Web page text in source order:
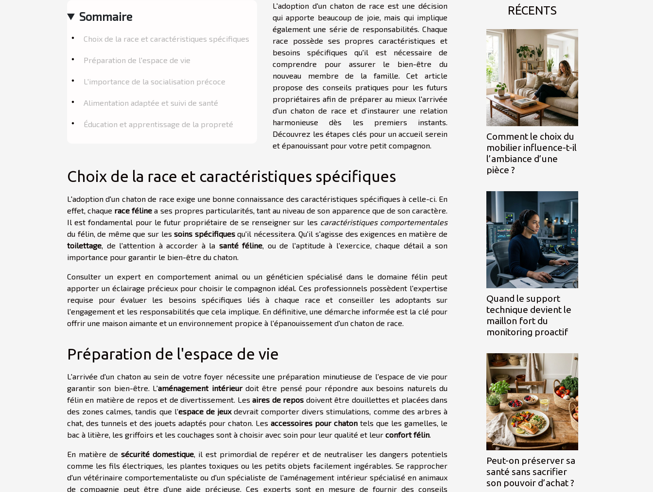
Sommaire
Choix de la race et caractéristiques spécifiques
Préparation de l'espace de vie
L'importance de la socialisation précoce
Alimentation adaptée et suivi de santé
Éducation et apprentissage de la propreté
L'adoption d'un chaton de race est une décision
qui apporte beaucoup de joie, mais qui implique
également une série de responsabilités. Chaque
race possède ses propres caractéristiques et
besoins spécifiques qu'il est nécessaire de
comprendre pour assurer le bien-être du
nouveau membre de la famille. Cet article
propose des conseils pratiques pour les futurs
propriétaires afin de préparer au mieux l'arrivée
d'un chaton de race et d'instaurer une relation
harmonieuse dès les premiers instants.
Découvrez les étapes clés pour un accueil serein
et épanouissant pour votre petit compagnon.
Choix de la race et caractéristiques spécifiques
L'adoption d'un chaton de race exige une bonne connaissance des caractéristiques spécifiques à celle-ci. En
effet, chaque race féline a ses propres particularités, tant au niveau de son apparence que de son caractère.
Il est fondamental pour le futur propriétaire de se renseigner sur les caractéristiques comportementales
du félin, de même que sur lessoins spécifiquesqu'il nécessitera. Qu'il s'agisse des exigences en matière de
toilettage , de l'attention à accorder à la santé féline , ou de l'aptitude à l'exercice, chaque détail a son
importance pour garantir le bien-être du chaton.
Consulter un expert en comportement animal ou un généticien spécialisé dans le domaine félin peut
apporter un éclairage précieux pour choisir le compagnon idéal. Ces professionnels possèdent l'expertise
requise pour évaluer les besoins spécifiques liés à chaque race et conseiller les adoptants sur
l'engagement et les responsabilités que cela implique. En définitive, une démarche informée est la clé pour
offrir une maison aimante et un environnement propice à l'épanouissement d'un chaton de race.
Préparation de l'espace de vie
L'arrivée d'un chaton au sein de votre foyer nécessite une préparation minutieuse de l'espace de vie pour
garantir son bien-être. L'aménagement intérieurdoit être pensé pour répondre aux besoins naturels du
félin en matière de repos et de divertissement. Lesaires de repos doivent être douillettes et placées dans
des zones calmes, tandis que l'espace de jeuxdevrait comporter divers stimulations, comme des arbres à
chat, des tunnels et des jouets adaptés pour chaton. Les accessoires pour chaton tels que les gamelles, le
bac à litière, les griffoirs et les couchages sont à choisir avec soin pour leur qualité et leur confort félin
En matière de sécurité domestique, il est primordial de repérer et de neutraliser les dangers potentiels
comme les fils électriques, les plantes toxiques ou les petits objets facilement ingérables. Se rapprocher
d'un vétérinaire comportementaliste ou d'un spécialiste de l'aménagement intérieur spécialisé en animaux
de compagnie peut être d'une aide précieuse. Ces experts sont en mesure de fournir des conseils
RÉCENTS
Comment le choix du
mobilier influence-t-il
l’ambiance d’une
pièce ?
Quand le support
technique devient le
maillon fort du
monitoring proactif
Peut-on préserver sa
santé sans sacrifier
son pouvoir d’achat ?